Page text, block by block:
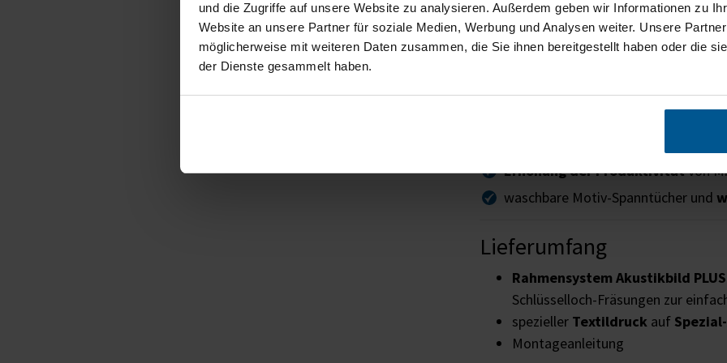
und die Zugriffe auf unsere Website zu analysieren. Außerdem geben wir Informationen zu
Website an unsere Partner für soziale Medien, Werbung und Analysen weiter. Unsere
möglicherweise mit weiteren Daten zusammen, die Sie ihnen bereitgestellt haben oder die
der Dienste gesammelt haben.
Ihr Wunschmotivaus unseren
Akustikbilder PLUS mit
Klangatmosphäre
Erhöhung der Produktivitätvon
waschbare Motiv-Spanntücher und
Lieferumfang
Rahmensystem Akustikbild PLUS
Schlüsselloch-Fräsungen zur
spezieller Textildruck auf
Montageanleitung